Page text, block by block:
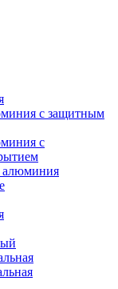
с защитным
с
алюминия